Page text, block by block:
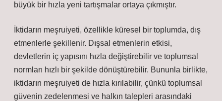
büyük bir hızla yeni tartışmalar ortaya çıkmıştır.
İktidarın meşruiyeti, özellikle küresel bir toplumda, dış
etmenlerle şekillenir. Dışsal etmenlerin etkisi,
devletlerin iç yapısını hızla değiştirebilir ve toplumsal
normları hızlı bir şekilde dönüştürebilir. Bununla birlikte,
iktidarın meşruiyeti de hızla kırılabilir, çünkü toplumsal
güvenin zedelenmesi ve halkın talepleri arasındaki